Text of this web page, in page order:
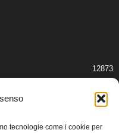
tecnologie come i cookie per
12873
2409